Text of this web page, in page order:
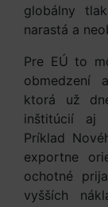
globálny
narastá a
Pre EÚ to
obmedzení
ktorá už
inštitúcií aj
Príklad
exportne
ochotné
vyšších